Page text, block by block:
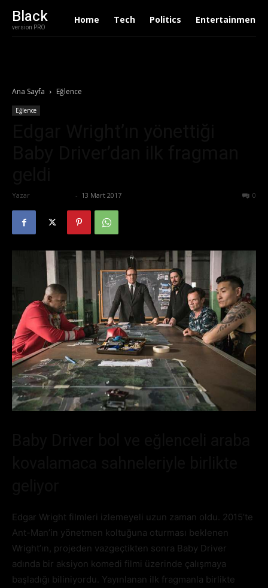
Black
version PRO
Home Tech Politics Entertainment
Ana Sayfa Eğlence
Eğlence
Yazar - 13 Mart 2017 0
Edgar Wright filmleri izlemeyeli uzun zaman oldu. 2015’te
Ant-Man’in yönetmen koltuğuna oturması beklenen
Wright’ın, projeden vazgeçtikten sonra Baby Driver
adında bir aksiyon komedi filmi üzerinde çalışmaya
başladığı biliniyordu. Yayınlanan ilk fragmanla birlikte